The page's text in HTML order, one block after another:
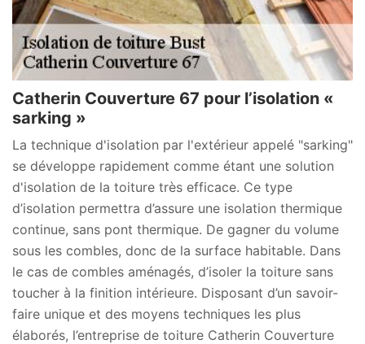
Catherin Couverture 67 pour l’isolation «
sarking »
La technique d'isolation par l'extérieur appelé "sarking"
se développe rapidement comme étant une solution
d'isolation de la toiture très efficace. Ce type
d’isolation permettra d’assure une isolation thermique
continue, sans pont thermique. De gagner du volume
sous les combles, donc de la surface habitable. Dans
le cas de combles aménagés, d’isoler la toiture sans
toucher à la finition intérieure. Disposant d’un savoir-
faire unique et des moyens techniques les plus
élaborés, l’entreprise de toiture Catherin Couverture